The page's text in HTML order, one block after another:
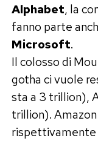
Alphabet, la
fanno parte
Microsoft.
Il colosso di
gotha ci vuole
sta a 3 trillion),
trillion).
rispettivamente